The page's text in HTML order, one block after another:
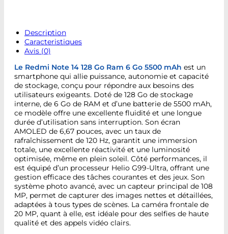
Description
Caracteristiques
Avis (0)
Le Redmi Note 14 128 Go Ram 6 Go 5500 mAh est un
smartphone qui allie puissance, autonomie et capacité
de stockage, conçu pour répondre aux besoins des
utilisateurs exigeants. Doté de 128 Go de stockage
interne, de 6 Go de RAM et d’une batterie de 5500 mAh,
ce modèle offre une excellente fluidité et une longue
durée d’utilisation sans interruption. Son écran
AMOLED de 6,67 pouces, avec un taux de
rafraîchissement de 120 Hz, garantit une immersion
totale, une excellente réactivité et une luminosité
optimisée, même en plein soleil. Côté performances, il
est équipé d’un processeur Helio G99-Ultra, offrant une
gestion efficace des tâches courantes et des jeux. Son
système photo avancé, avec un capteur principal de 108
MP, permet de capturer des images nettes et détaillées,
adaptées à tous types de scènes. La caméra frontale de
20 MP, quant à elle, est idéale pour des selfies de haute
qualité et des appels vidéo clairs.